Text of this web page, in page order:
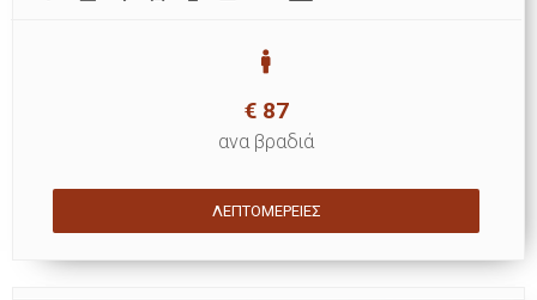
€ 87
ανα βραδιά
ΛΕΠΤΟΜΈΡΕΙΕΣ